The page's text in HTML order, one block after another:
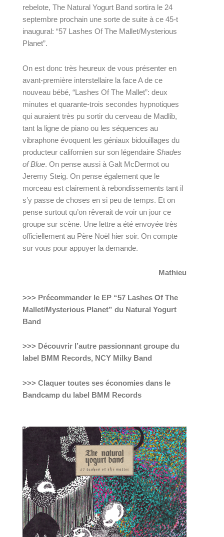
rebelote, The Natural Yogurt Band sortira le 24
septembre prochain une sorte de suite à ce 45-t
inaugural: “57 Lashes Of The Mallet/Mysterious
Planet”.
On est donc très heureux de vous présenter en
avant-première interstellaire la face A de ce
nouveau bébé, “Lashes Of The Mallet”: deux
minutes et quarante-trois secondes hypnotiques
qui auraient très pu sortir du cerveau de Madlib,
tant la ligne de piano ou les séquences au
vibraphone évoquent les géniaux bidouillages du
producteur californien sur son légendaire Shades
of Blue. On pense aussi à Galt McDermot ou
Jeremy Steig. On pense également que le
morceau est clairement à rebondissements tant il
s’y passe de choses en si peu de temps. Et on
pense surtout qu’on rêverait de voir un jour ce
groupe sur scène. Une lettre a été envoyée très
officiellement au Père Noël hier soir. On compte
sur vous pour appuyer la demande.
Mathieu
>>> Précommander le EP “57 Lashes Of The
Mallet/Mysterious Planet” du Natural Yogurt
Band
>>> Découvrir l’autre passionnant groupe du
label BMM Records, NCY Milky Band
>>> Claquer toutes ses économies dans le
Bandcamp du label BMM Records